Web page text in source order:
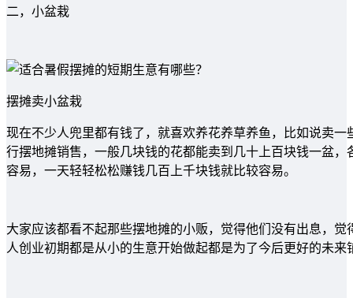
二，小盆栽
摆摊卖小盆栽
现在不少人兜里都有钱了，就喜欢养花养草养鱼，比如说卖
行摆地摊销售，一般几块钱的花都能卖到几十上百块钱一盆
容易，一天轻轻松松赚钱几百上千块钱就比较容易。
大家应该都看不起那些摆地摊的小贩，觉得他们没有出息，
人创业初期都是从小的生意开始做起都是为了今后更好的未来